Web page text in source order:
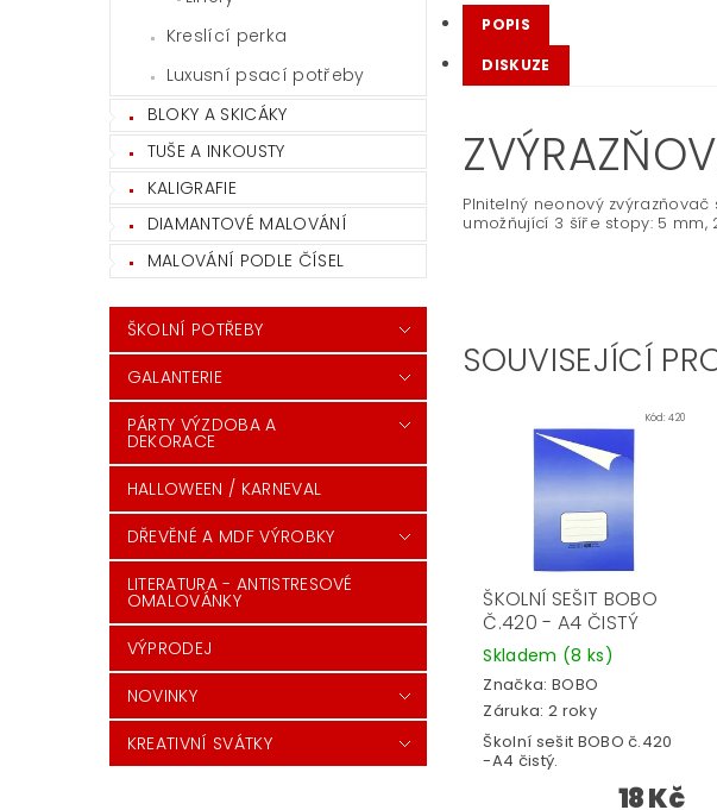
Kreslící perka
Luxusní psací potřeby
BLOKY A SKICÁKY
TUŠE A INKOUSTY
KALIGRAFIE
DIAMANTOVÉ MALOVÁNÍ
MALOVÁNÍ PODLE ČÍSEL
ŠKOLNÍ POTŘEBY
GALANTERIE
PÁRTY VÝZDOBA A
DEKORACE
HALLOWEEN / KARNEVAL
DŘEVĚNÉ A MDF VÝROBKY
LITERATURA - ANTISTRESOVÉ
OMALOVÁNKY
VÝPRODEJ
NOVINKY
KREATIVNÍ SVÁTKY
POPIS
DISKUZE
Plnitelný neonový
umožňující 3 šíře stopy: 5
SOUVISEJÍCÍ
Kód:420
ŠKOLNÍ SEŠIT BOBO
Č.420 - A4 ČISTÝ
Skladem (8 ks)
Značka: BOBO
Záruka: 2 roky
Školní sešit BOBO č.420
-A4 čistý.
18 Kč